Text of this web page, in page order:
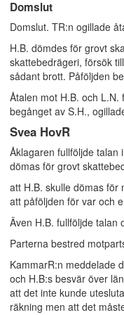
Domslut
Domslut. TR:n ogillade
H.B. dömdes för grovt
skattebedrägeri, försök
sådant brott. Påföljden
Åtalen mot H.B. och
begånget av S.H.,
Svea HovR
Åklagaren fullföljde talan
dömas för grovt
att H.B. skulle dömas för
att påföljden för var och
Även H.B. fullföljde talan
Parterna bestred
KammarR:n meddelade
och H.B:s besvär över
att det inte kunde
räkning men att det